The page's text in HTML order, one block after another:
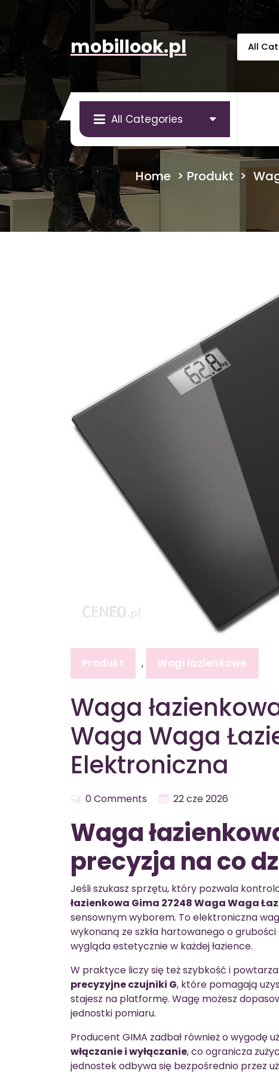
mobillook.pl
All Categories
Home > Produkt >
Produkt , Wagi łazienkowe
Waga
Waga Waga
Elektroniczna
0 Comments 22 cze 2026
Waga
precyzja na co
Jeśli szukasz sprzętu, który pozwala
łazienkowa Gima 27248 Waga Waga
sensownym wyborem. To elektroniczna
wykonaną ze szkła hartowanego o grubości
wygląda estetycznie w każdej łazience.
W praktyce liczy się też szybkość i
precyzyjne czujniki G, które pomagają
stajesz na platformę. Wagę możesz
jednostki pomiaru.
Producent GIMA zadbał również o wygodę
włączanie i wyłączanie, co ogranicza
jednostek odbywa się bezpośrednio przez